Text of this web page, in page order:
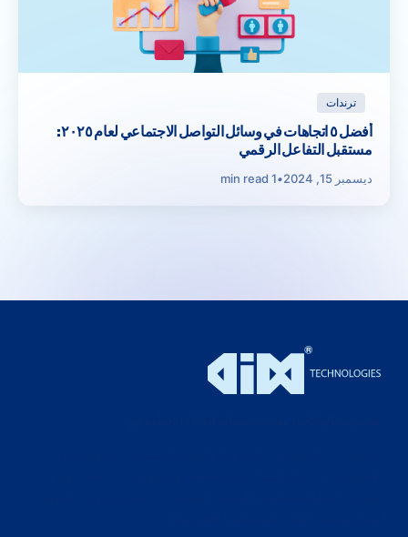
ترندات
أفضل ٥ اتجاهات في وسائل التواصل الاجتماعي لعام ٢٠٢٥:
مستقبل التفاعل الرقمي
ديسمبر 15, 2024 •
1 min read